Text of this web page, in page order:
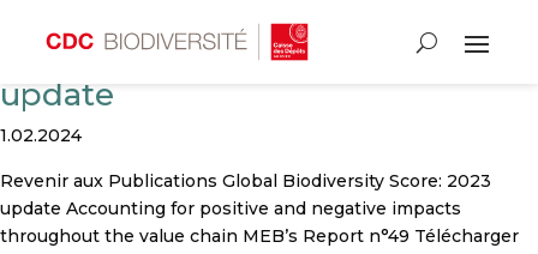
Global Biodiversity Score: 2023
update
1.02.2024
Revenir aux Publications Global Biodiversity Score: 2023
update Accounting for positive and negative impacts
throughout the value chain MEB’s Report n°49 Télécharger